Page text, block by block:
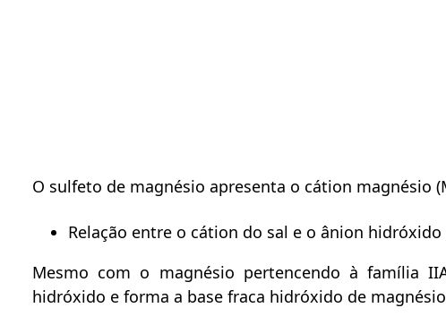
O sulfeto de magnésio apresenta o cátion magnésio
Relação entre o cátion do sal e o ânion hidróxido
Mesmo com o magnésio pertencendo à família
hidróxido e forma a base fraca hidróxido de